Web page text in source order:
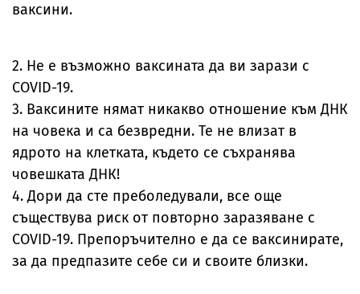
ваксини.
2. Не е възможно ваксината да ви зарази с
COVID-19.
3. Ваксините нямат никакво отношение към ДНК
на човека и са безвредни. Те не влизат в
ядрото на клетката, където се съхранява
човешката ДНК!
4. Дори да сте преболедували, все още
съществува риск от повторно заразяване с
COVID-19. Препоръчително е да се ваксинирате,
за да предпазите себе си и своите близки.